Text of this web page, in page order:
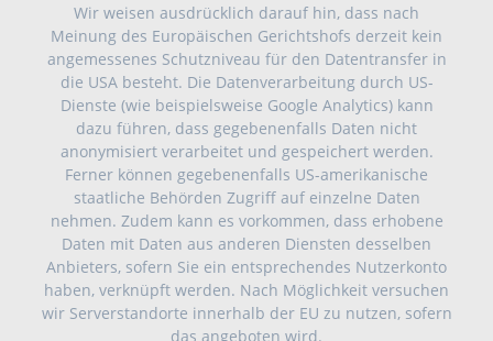
Wir weisen ausdrücklich darauf hin, dass nach
Meinung des Europäischen Gerichtshofs derzeit kein
angemessenes Schutzniveau für den Datentransfer in
die USA besteht. Die Datenverarbeitung durch US-
Dienste (wie beispielsweise Google Analytics) kann
dazu führen, dass gegebenenfalls Daten nicht
anonymisiert verarbeitet und gespeichert werden.
Ferner können gegebenenfalls US-amerikanische
staatliche Behörden Zugriff auf einzelne Daten
nehmen. Zudem kann es vorkommen, dass erhobene
Daten mit Daten aus anderen Diensten desselben
Anbieters, sofern Sie ein entsprechendes Nutzerkonto
haben, verknüpft werden. Nach Möglichkeit versuchen
wir Serverstandorte innerhalb der EU zu nutzen, sofern
das angeboten wird.